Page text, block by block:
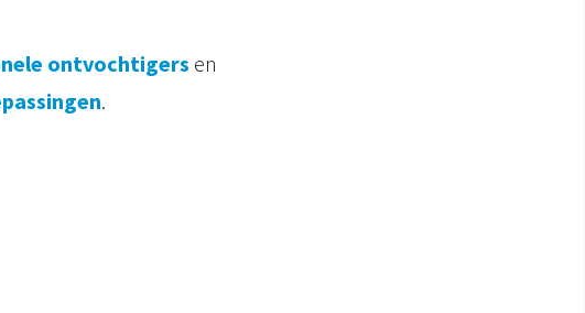
ontvochtigers en
.